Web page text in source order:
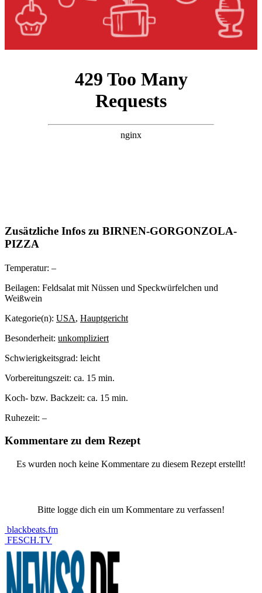
Zusätzliche Infos zu BIRNEN-GORGONZOLA-
PIZZA
Temperatur: –
Beilagen: Feldsalat mit Nüssen und Speckwürfelchen und
Weißwein
Kategorie(n): USA, Hauptgericht
Besonderheit: unkompliziert
Schwierigkeitsgrad: leicht
Vorbereitungszeit: ca. 15 min.
Koch- bzw. Backzeit: ca. 15 min.
Ruhezeit: –
Kommentare zu dem Rezept
Es wurden noch keine Kommentare zu diesem Rezept erstellt!
Bitte logge dich ein um Kommentare zu verfassen!
blackbeats.fm
FESCH.TV